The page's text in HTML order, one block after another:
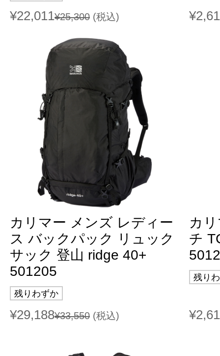
¥22,011¥25,300 (税込)
カリマー メンズ レディー
ス バックパック リュック
サック 登山 ridge 40+
501205
残りわずか
¥29,188¥33,550 (税込)
カ
チ
残り